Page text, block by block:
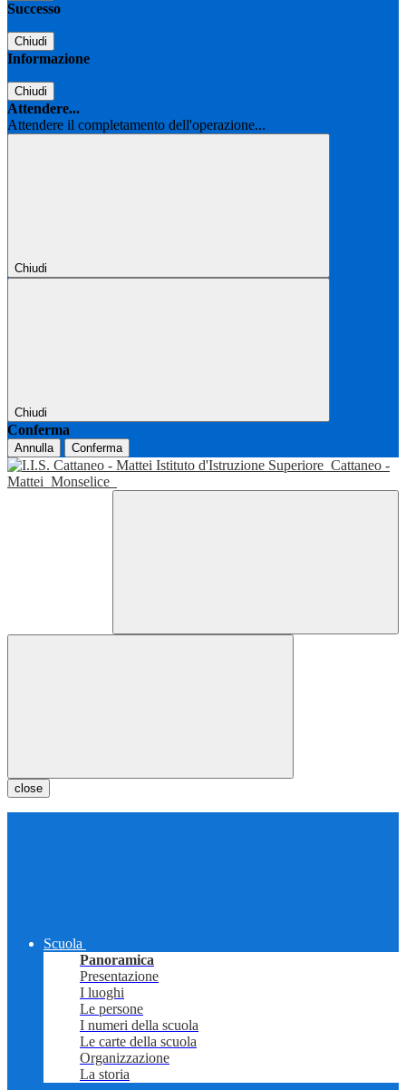
Successo
Chiudi
Informazione
Chiudi
Attendere...
Attendere il completamento dell'operazione...
Chiudi
Chiudi
Conferma
Annulla Conferma
Istituto d'Istruzione Superiore Cattaneo -
Mattei Monselice
close
Scuola
Panoramica
Presentazione
I luoghi
Le persone
I numeri della scuola
Le carte della scuola
Organizzazione
La storia